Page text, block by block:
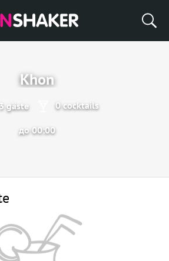
Khon
3 gäste 0 cocktails
до 00:00